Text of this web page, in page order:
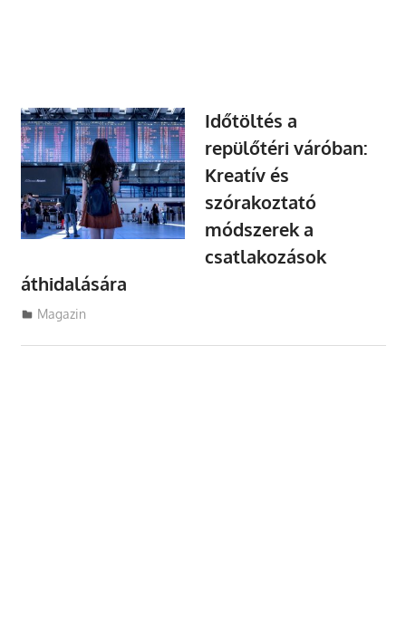
Időtöltés a
repülőtéri váróban:
Kreatív és
szórakoztató
módszerek a
csatlakozások
áthidalására
Utazasok.org
Magazin